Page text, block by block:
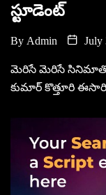
స్టూడెంట్
By Admin July
మెరిసే మెరిసే సినిమాతో
కుమార్ కొత్తూరి